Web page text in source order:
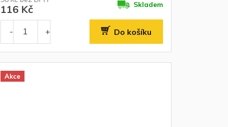
116 Kč Skladem
Do košíku
Akce